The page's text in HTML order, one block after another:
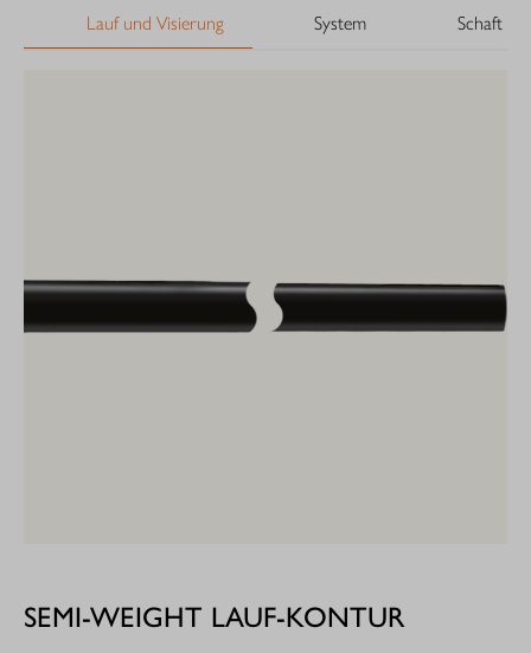
Lauf und Visierung System Schaft
SEMI-WEIGHT LAUF-KONTUR